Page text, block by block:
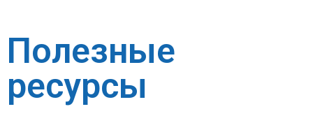
Полезные
ресурсы